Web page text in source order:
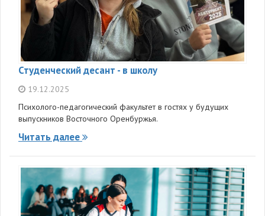
Студенческий десант - в школу
19.12.2025
Психолого-педагогический факультет в гостях у будущих
выпускников Восточного Оренбуржья.
Читать далее